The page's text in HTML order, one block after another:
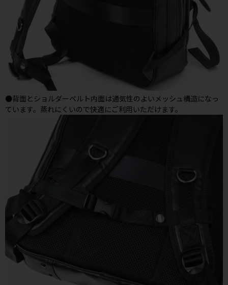
●背面とショルダーベルト内面は通気性のよいメッシュ構造になっ
ています。蒸れにくいので快適にご利用いただけます。